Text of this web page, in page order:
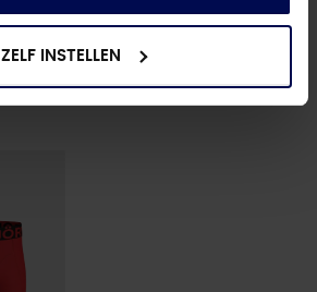
ZELF INSTELLEN
BJORN BORG